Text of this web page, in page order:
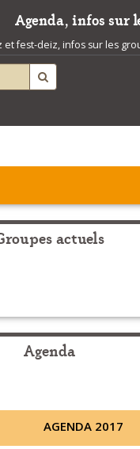
Agenda, infos sur
fest-deiz, infos sur les
actuels
Agenda
AGENDA 2017